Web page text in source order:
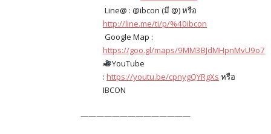
Line@ : @ibcon (มี @) หรือ
http://line.me/ti/p/%40ibcon
Google Map :
https://goo.gl/maps/9MM3BJdMHpnMvU9o7
YouTube
: https://youtu.be/cpnygQYRgXs หรือ
IBCON
——————————————